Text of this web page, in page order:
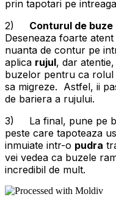
prin tapotari pe
2) Conturul de buze
Deseneaza foarte
nuanta de contur pe
aplica rujul, dar
buzelor pentru ca rolul
sa migreze. Astfel, ii
de bariera a rujului.
3) La final, pune pe
peste care tapoteaza
inmuiate intr-o pudra
vei vedea ca buzele
incredibil de mult.